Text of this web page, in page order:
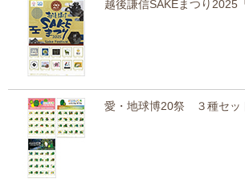
越後謙信SAKEまつり2025
愛・地球博20祭 ３種セッ